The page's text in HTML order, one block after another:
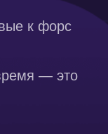
к форс
— это